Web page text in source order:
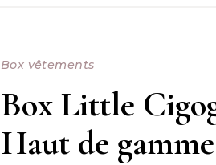
Box vêtements
Box Little
Haut de gamme